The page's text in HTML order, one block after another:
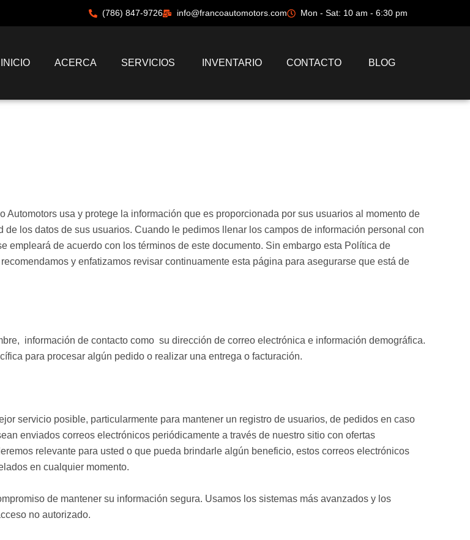
(786) 847-9726 info@francoautomotors.com Mon - Sat: 10 am - 6:30 pm
INICIO ACERCA SERVICIOS INVENTARIO CONTACTO BLOG
usa y protege la información que es proporcionada por sus usuarios al momento de
los datos de sus usuarios. Cuando le pedimos llenar los campos de información personal con
empleará de acuerdo con los términos de este documento. Sin embargo esta Política de
y enfatizamos revisar continuamente esta página para asegurarse que está de
información de contacto como su dirección de correo electrónica e información demográfica.
para procesar algún pedido o realizar una entrega o facturación.
servicio posible, particularmente para mantener un registro de usuarios, de pedidos en caso
enviados correos electrónicos periódicamente a través de nuestro sitio con ofertas
relevante para usted o que pueda brindarle algún beneficio, estos correos electrónicos
en cualquier momento.
de mantener su información segura. Usamos los sistemas más avanzados y los
no autorizado.